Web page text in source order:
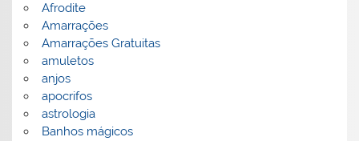
Afrodite
Amarrações
Amarrações Gratuitas
amuletos
anjos
apocrifos
astrologia
Banhos mágicos